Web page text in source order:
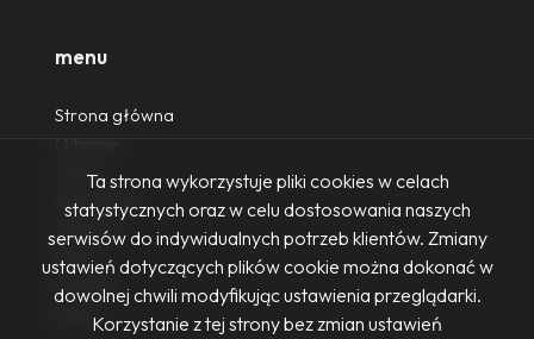
menu
Strona główna
Oferty
Zgłoszenia
Ulubione
Blog
Kontakt
Rodo
Ta strona wykorzystuje pliki cookies w celach
statystycznych oraz w celu dostosowania naszych
serwisów do indywidualnych potrzeb klientów. Zmiany
ustawień dotyczących plików cookie można dokonać w
dowolnej chwili modyfikując ustawienia przeglądarki.
Korzystanie z tej strony bez zmian ustawień